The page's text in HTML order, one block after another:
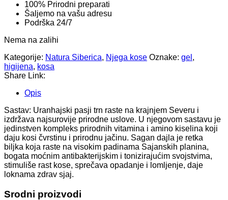
100% Prirodni preparati
Šaljemo na vašu adresu
Podrška 24/7
Nema na zalihi
Kategorije: Natura Siberica, Njega kose Oznake: gel ,
higijena, kosa
Share Link:
Opis
Sastav: Uranhajski pasji trn raste na krajnjem Severu i
izdržava najsurovije prirodne uslove. U njegovom sastavu je
jedinstven kompleks prirodnih vitamina i amino kiselina koji
daju kosi čvrstinu i prirodnu jačinu. Sagan dajla je retka
biljka koja raste na visokim padinama Sajanskih planina,
bogata moćnim antibakterijskim i tonizirajućim svojstvima,
stimuliše rast kose, sprečava opadanje i lomljenje, daje
loknama zdrav sjaj.
Srodni proizvodi